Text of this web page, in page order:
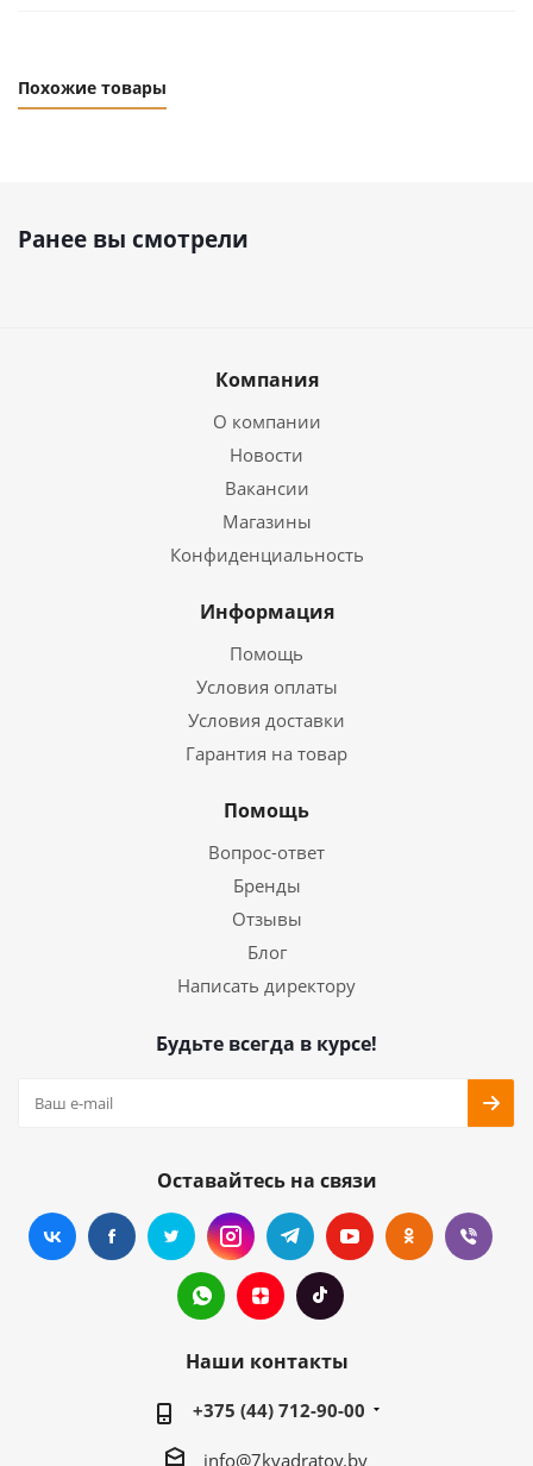
Похожие товары
Ранее вы смотрели
Компания
О компании
Новости
Вакансии
Магазины
Конфиденциальность
Информация
Помощь
Условия оплаты
Условия доставки
Гарантия на товар
Помощь
Вопрос-ответ
Бренды
Отзывы
Блог
Написать директору
Будьте всегда в курсе!
Оставайтесь на связи
Наши контакты
+375 (44) 712-90-00
info@7kvadratov.by